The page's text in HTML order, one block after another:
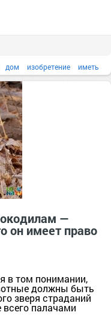
дом изобретение иметь
—
он имеет право
в том понимании,
должны быть
зверя страданий
палачами